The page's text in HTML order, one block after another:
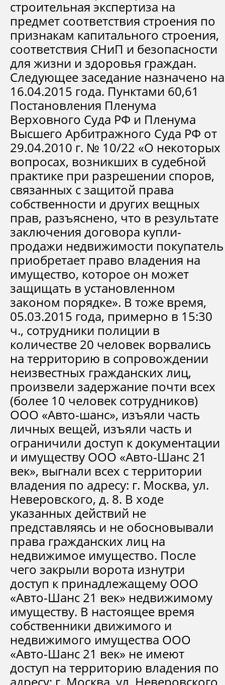
строительная экспертиза на
предмет соответствия строения по
признакам капитального строения,
соответствия СНиП и безопасности
для жизни и здоровья граждан.
Следующее заседание назначено на
16.04.2015 года. Пунктами 60,61
Постановления Пленума
Верховного Суда РФ и Пленума
Высшего Арбитражного Суда РФ от
29.04.2010 г. № 10/22 «О некоторых
вопросах, возникших в судебной
практике при разрешении споров,
связанных с защитой права
собственности и других вещных
прав, разъяснено, что в результате
заключения договора купли-
продажи недвижимости покупатель
приобретает право владения на
имущество, которое он может
защищать в установленном
законом порядке». В тоже время,
05.03.2015 года, примерно в 15:30
ч., сотрудники полиции в
количестве 20 человек ворвались
на территорию в сопровождении
неизвестных гражданских лиц,
произвели задержание почти всех
(более 10 человек сотрудников)
ООО «Авто-шанс», изъяли часть
личных вещей, изъяли часть и
ограничили доступ к документации
и имуществу ООО «Авто-Шанс 21
век», выгнали всех с территории
владения по адресу: г. Москва, ул.
Неверовского, д. 8. В ходе
указанных действий не
представляясь и не обосновывали
права гражданских лиц на
недвижимое имущество. После
чего закрыли ворота изнутри
доступ к принадлежащему ООО
«Авто-Шанс 21 век» недвижимому
имуществу. В настоящее время
собственники движимого и
недвижимого имущества ООО
«Авто-Шанс 21 век» не имеют
доступ на территорию владения по